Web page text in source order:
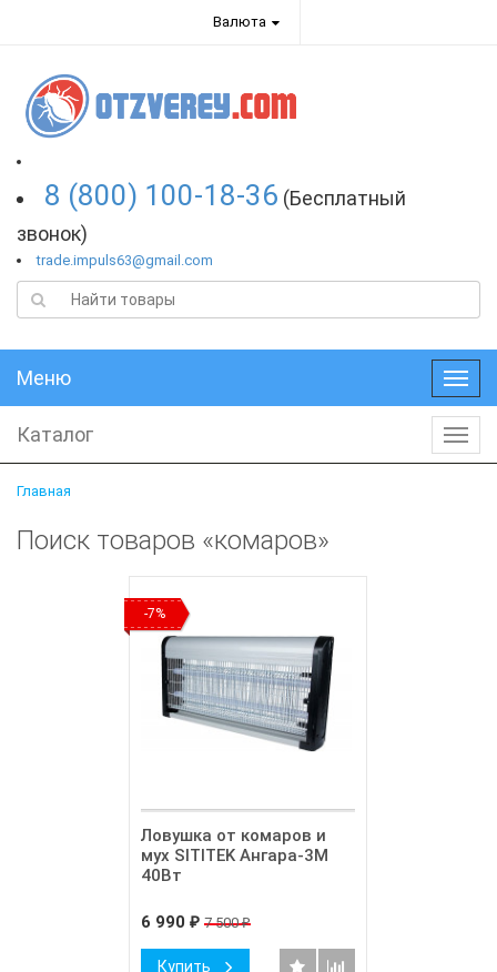
Валюта
8 (800) 100-18-36 (Бесплатный
звонок)
trade.impuls63@gmail.com
Меню
Меню
Каталог
Главная
Поиск товаров «комаров»
-7%
Ловушка от комаров и
мух SITITEK Ангара-3М
40Вт
6 990 ₽ 7 500₽
Купить